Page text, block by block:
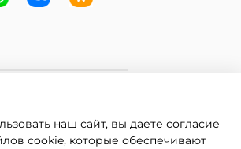
наш сайт, вы даете согласие
cookie, которые обеспечивают